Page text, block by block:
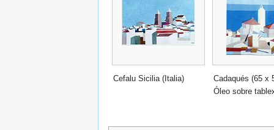
Cefalu Sicilia (Italia)
Cadaqués (65 x
Óleo sobre